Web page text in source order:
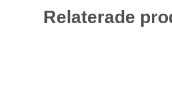
Relaterade